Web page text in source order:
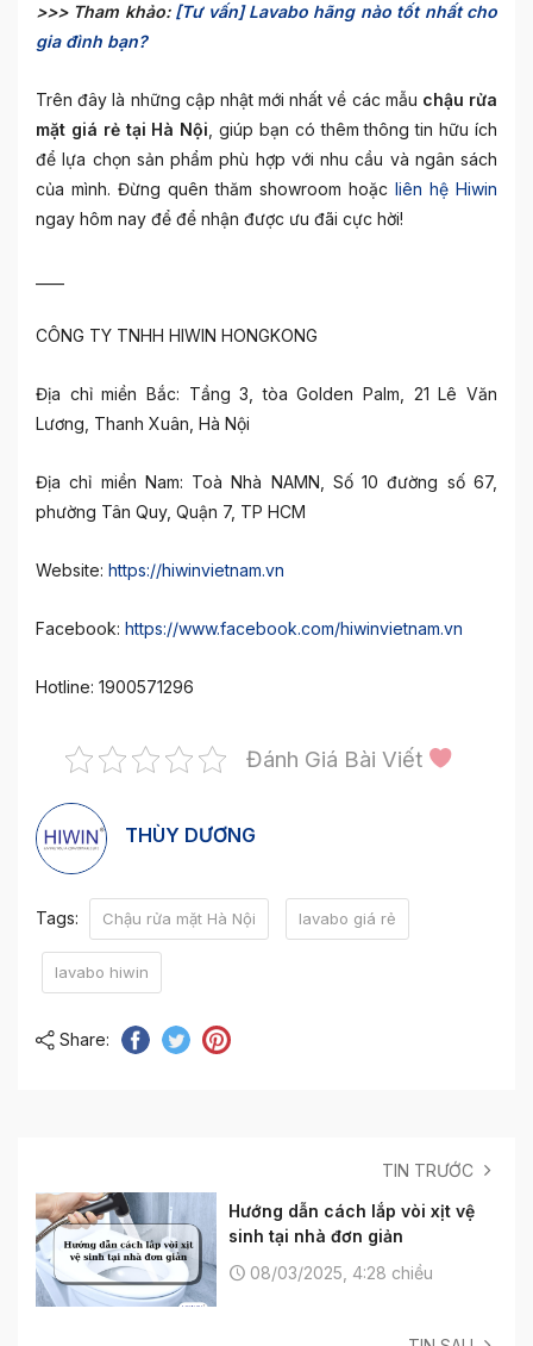
>>> Tham khảo: [Tư vấn] Lavabo hãng nào tốt nhất cho
gia đình bạn?
Trên đây là những cập nhật mới nhất về các mẫu chậu rửa
mặt giá rẻ tại Hà Nội , giúp bạn có thêm thông tin hữu ích
để lựa chọn sản phẩm phù hợp với nhu cầu và ngân sách
của mình. Đừng quên thăm showroom hoặc liên hệ Hiwin
ngay hôm nay để để nhận được ưu đãi cực hời!
CÔNG TY TNHH HIWIN HONGKONG
Địa chỉ miền Bắc: Tầng 3, tòa Golden Palm, 21 Lê Văn
Lương, Thanh Xuân, Hà Nội
Địa chỉ miền Nam: Toà Nhà NAMN, Số 10 đường số 67,
phường Tân Quy, Quận 7, TP HCM
Website: https://hiwinvietnam.vn
Facebook: https://www.facebook.com/hiwinvietnam.vn
Hotline: 1900571296
Đánh Giá Bài Viết
THÙY DƯƠNG
Tags: Chậu rửa mặt Hà Nội lavabo giá rẻ
lavabo hiwin
Share:
TIN TRƯỚC
Hướng dẫn cách lắp vòi xịt vệ
sinh tại nhà đơn giản
08/03/2025, 4:28 chiều